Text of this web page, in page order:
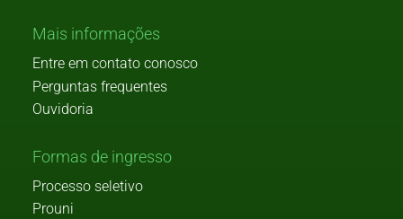
Mais informações
Entre em contato conosco
Perguntas frequentes
Ouvidoria
Formas de ingresso
Processo seletivo
Prouni